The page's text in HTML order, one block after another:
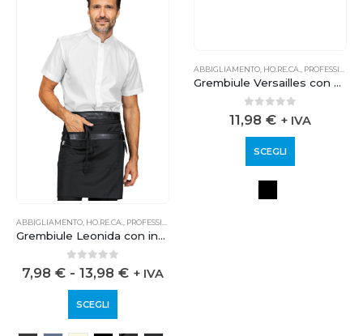
ABBIGLIAMENTO HO.RE.CA. PROFESSIONALE
Grembiule Leonida con inserti in pelle
out of 5
7,98 € - 13,98 € + IVA
SCEGLI
ABBIGLIAMENTO HO.RE.CA. PROFESSIONALE
Grembiule Versailles con Spacco e tasca porta table
0 out of 5
11,98 € + IVA
SCEGLI